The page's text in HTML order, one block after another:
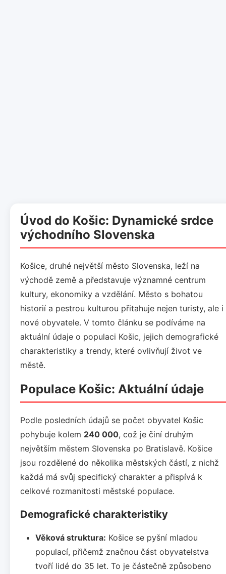
Úvod do Košic: Dynamické srdce
východního Slovenska
Košice, druhé největší město Slovenska, leží na
východě země a představuje významné centrum
kultury, ekonomiky a vzdělání. Město s bohatou
historií a pestrou kulturou přitahuje nejen turisty, ale i
nové obyvatele. V tomto článku se podíváme na
aktuální údaje o populaci Košic, jejich demografické
charakteristiky a trendy, které ovlivňují život ve
městě.
Populace Košic: Aktuální údaje
Podle posledních údajů se počet obyvatel Košic
pohybuje kolem 240 000, což je činí druhým
největším městem Slovenska po Bratislavě. Košice
jsou rozdělené do několika městských částí, z nichž
každá má svůj specifický charakter a přispívá k
celkové rozmanitosti městské populace.
Demografické charakteristiky
Věková struktura: Košice se pyšní mladou
populací, přičemž značnou část obyvatelstva
tvoří lidé do 35 let. To je částečně způsobeno